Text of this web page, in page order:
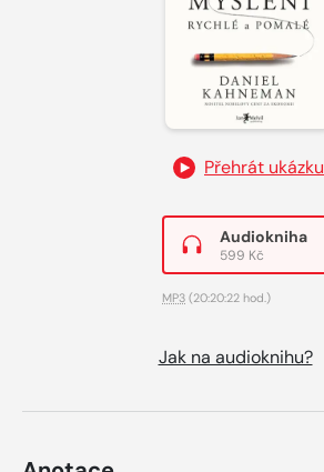
Přehrát ukázku
Audiokniha
599 Kč
MP3 (20:20:22 hod.)
Jak na audioknihu?